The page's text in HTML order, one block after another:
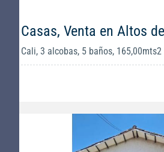
Casas, Venta en Altos
Cali, 3 alcobas, 5 baños, 165,00mts2